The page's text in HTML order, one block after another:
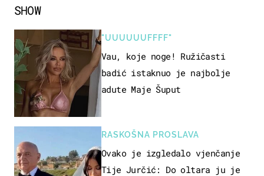
SHOW
"UUUUUUFFFF"
Vau, koje noge! Ružičasti
badić istaknuo je najbolje
adute Maje Šuput
RASKOŠNA PROSLAVA
Ovako je izgledalo vjenčanje
Tije Jurčić: Do oltara ju je